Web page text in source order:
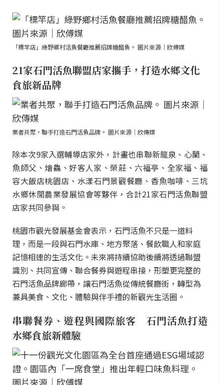
「標竿店」綠野鄉村活魚餐廳推薦招牌糖醋魚。 圖片來源｜欣傅媒
21家石門活魚聯盟店家攜手，打造水鄉文化
食旅新品牌
業者共聚，聯手打造石門活魚品牌。 圖片來源｜欣傳媒
除本次9家入選輔導店家外，計畫也串聯新龍泉、心蘭、
魚師父、燴鱻、好客人家、榮莊、六福亭、全家福、福
容大飯店桃園店、水漾石門景觀餐廳、香魚咖啡、三坑
水鄉休閒農業發展協會等夥伴，合計21家石門活魚聯盟
店家共同參與。
桃園市觀光發展基金會表示，石門活魚不只是一道料
理，而是一段與石門水庫、地方聚落、餐飲職人和家庭
記憶相連的生活文化。未來將持續協助後續將透過聯盟
識別、共同宣傳、聯合餐券與遊程串接，形塑更完整的
石門活魚品牌廊帶，讓石門活魚從傳統餐廳街，轉型為
兼具美食、文化、體驗與伴手禮的新觀光生活圈。
串聯餐券、遊程與國際旅客 石門活魚打造
水鄉食旅新體驗